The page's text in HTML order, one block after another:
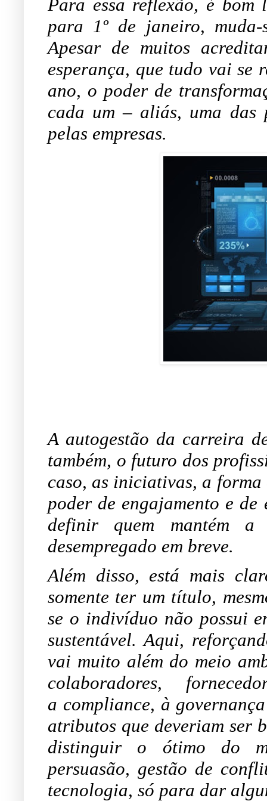
Para essa reflexão, é bom
para 1º de janeiro,
Apesar de muitos
esperança, que tudo vai se
ano, o poder de
cada um – aliás, uma das
pelas empresas.
A autogestão da carreira
também, o futuro dos
caso, as iniciativas, a forma
poder de engajamento e
definir quem mantém a
desempregado em breve.
Além disso, está mais
somente ter um título,
se o indivíduo não possui
sustentável. Aqui,
vai muito além do meio
colaboradores,
a compliance, à
atributos que deveriam ser
distinguir o ótimo do
persuasão, gestão de
tecnologia, só para dar